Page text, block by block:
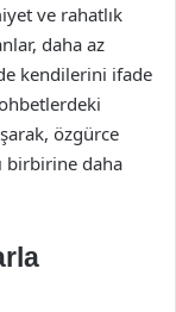
ve rahatlık
daha az
kendilerini ifade
özgürce
birbirine daha